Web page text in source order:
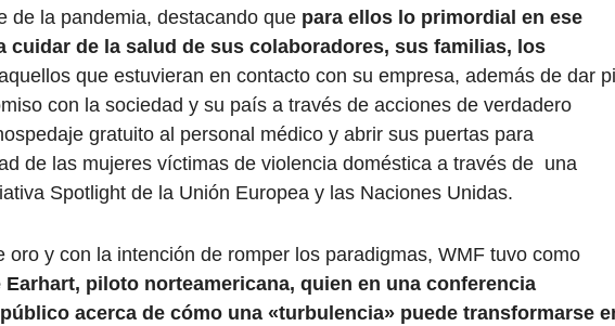
de la pandemia, destacando que para ellos lo primordial en ese
cuidar de la salud de sus colaboradores, sus familias, los
que estuvieran en contacto con su empresa, además de dar
con la sociedad y su país a través de acciones de verdadero
gratuito al personal médico y abrir sus puertas para
de las mujeres víctimas de violencia doméstica a través de una
Spotlight de la Unión Europea y las Naciones Unidas.
oro y con la intención de romper los paradigmas, WMF tuvo como
Earhart, piloto norteamericana, quien en una conferencia
acerca de cómo una «turbulencia» puede transformarse